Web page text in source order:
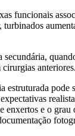
funcionais
secundária,
anteriores.
estruturada pode
enxertos e o